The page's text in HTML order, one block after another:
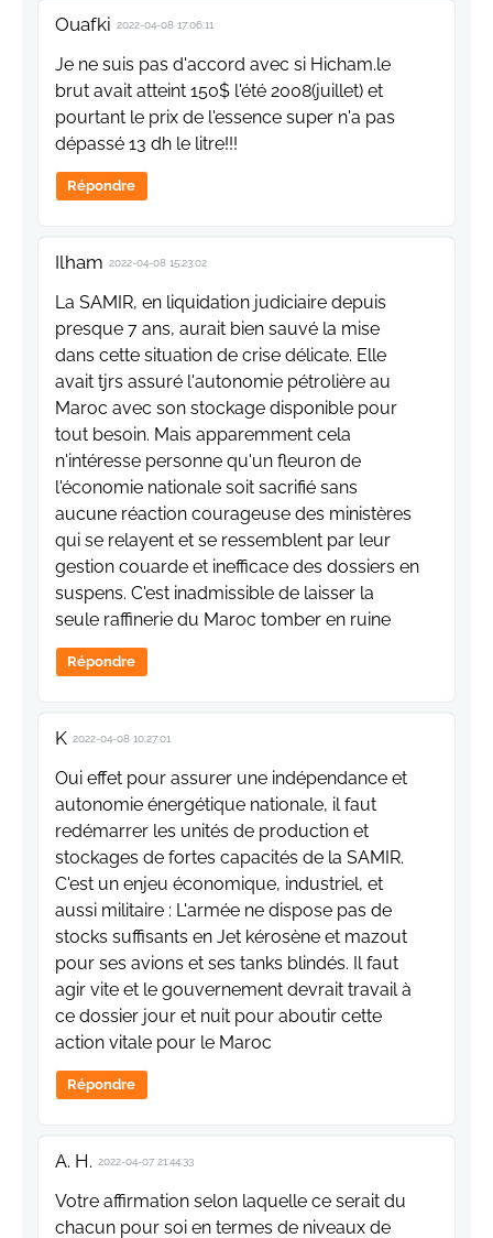
Ouafki 2022-04-08 17:06:11
Je ne suis pas d'accord avec si Hicham.le
brut avait atteint 150$ l'été 2008(juillet) et
pourtant le prix de l'essence super n'a pas
dépassé 13 dh le litre!!!
Répondre
Ilham 2022-04-08 15:23:02
La SAMIR, en liquidation judiciaire depuis
presque 7 ans, aurait bien sauvé la mise
dans cette situation de crise délicate. Elle
avait tjrs assuré l'autonomie pétrolière au
Maroc avec son stockage disponible pour
tout besoin. Mais apparemment cela
n'intéresse personne qu'un fleuron de
l'économie nationale soit sacrifié sans
aucune réaction courageuse des ministères
qui se relayent et se ressemblent par leur
gestion couarde et inefficace des dossiers en
suspens. C'est inadmissible de laisser la
seule raffinerie du Maroc tomber en ruine
Répondre
K 2022-04-08 10:27:01
Oui effet pour assurer une indépendance et
autonomie énergétique nationale, il faut
redémarrer les unités de production et
stockages de fortes capacités de la SAMIR.
C'est un enjeu économique, industriel, et
aussi militaire : L'armée ne dispose pas de
stocks suffisants en Jet kérosène et mazout
pour ses avions et ses tanks blindés. Il faut
agir vite et le gouvernement devrait travail à
ce dossier jour et nuit pour aboutir cette
action vitale pour le Maroc
Répondre
A. H. 2022-04-07 21:44:33
Votre affirmation selon laquelle ce serait du
chacun pour soi en termes de niveaux de